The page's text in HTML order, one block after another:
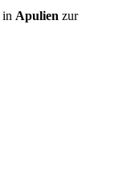
in Apulien zur